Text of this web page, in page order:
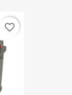
favorite_border